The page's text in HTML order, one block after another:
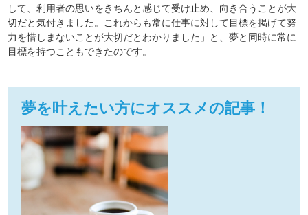
して、利用者の思いをきちんと感じて受け止め、向き合うことが大
切だと気付きました。これからも常に仕事に対して目標を掲げて努
力を惜しまないことが大切だとわかりました」と、夢と同時に常に
目標を持つこともできたのです。
夢を叶えたい方にオススメの記事！